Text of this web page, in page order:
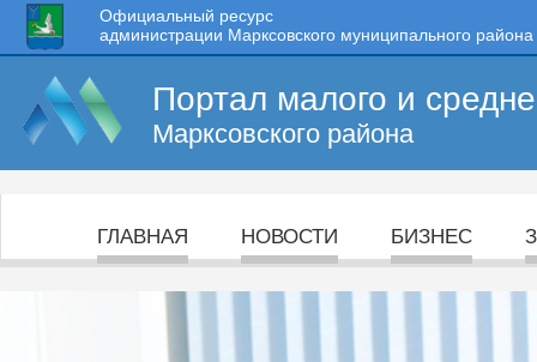
Официальный ресурс
администрации Марксовского муниципального района
Портал малого и
Марксовского района
ГЛАВНАЯ НОВОСТИ БИЗНЕС